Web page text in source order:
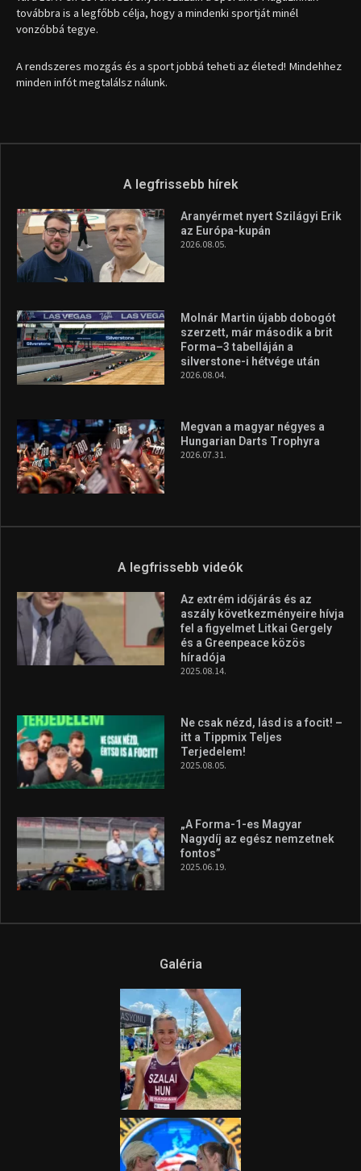
továbbra is a legfőbb célja, hogy a mindenki sportját minél
vonzóbbá tegye.
A rendszeres mozgás és a sport jobbá teheti az életed! Mindehhez
minden infót megtalálsz nálunk.
A legfrissebb hírek
Aranyérmet nyert Szilágyi Erik
az Európa-kupán
2026.08.05.
Molnár Martin újabb dobogót
szerzett, már második a brit
Forma–3 tabelláján a
silverstone-i hétvége után
2026.08.04.
Megvan a magyar négyes a
Hungarian Darts Trophyra
2026.07.31.
A legfrissebb videók
Az extrém időjárás és az
aszály következményeire hívja
fel a figyelmet Litkai Gergely
és a Greenpeace közös
híradója
2025.08.14.
Ne csak nézd, lásd is a focit! –
itt a Tippmix Teljes
Terjedelem!
2025.08.05.
„A Forma-1-es Magyar
Nagydíj az egész nemzetnek
fontos”
2025.06.19.
Galéria